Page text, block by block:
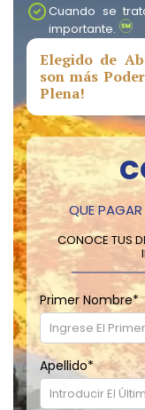
Cuando se
importante.
Elegido de
son más
Plena!
QUE
CONOCE TUS
Primer Nombre*
Apellido*